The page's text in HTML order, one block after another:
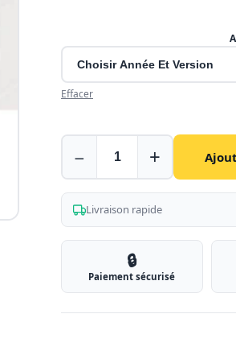
Effacer
pour
Toyota
Proace
City
en
− +
Livraison rapide
🔒
Paiement sécurisé